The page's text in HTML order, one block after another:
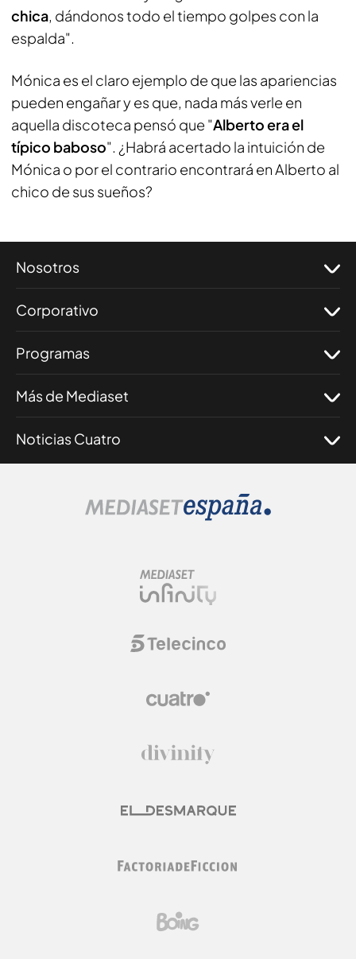
chica, dándonos todo el tiempo golpes con la
espalda".
Mónica es el claro ejemplo de que las apariencias
pueden engañar y es que, nada más verle en
aquella discoteca pensó que "Alberto era el
típico baboso". ¿Habrá acertado la intuición de
Mónica o por el contrario encontrará en Alberto al
chico de sus sueños?
Nosotros
Corporativo
Programas
Más de Mediaset
Noticias Cuatro